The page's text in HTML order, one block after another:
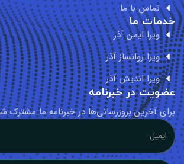
تماس با ما
ما
ویرا ایمن آذر
ویرا روانساز آذر
ویرا اندیش آذر
در خبرنامه
آخرین بروزرسانی‌ها در خبرنامه ما مشترک شوید.